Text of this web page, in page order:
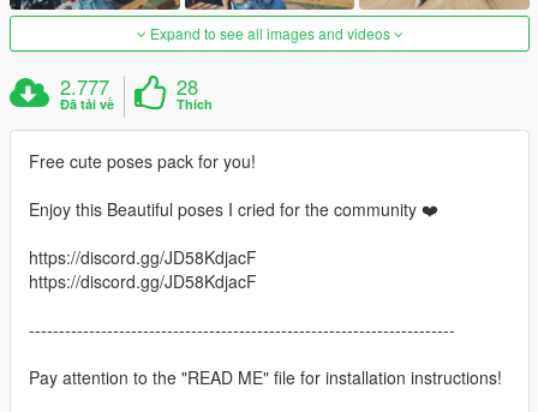
Expand to see all images and videos
2.777
Đã tải về
28
Thích
Free cute poses pack for you!
Enjoy this Beautiful poses I cried for the community ❤️
https://discord.gg/JD58KdjacF
https://discord.gg/JD58KdjacF
-----------------------------------------------------------------------
Pay attention to the "READ ME" file for installation instructions!